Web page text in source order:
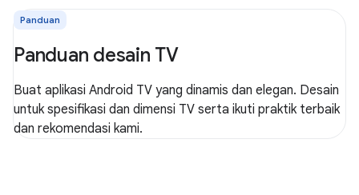
Panduan
Panduan desain TV
Buat aplikasi Android TV yang dinamis dan elegan. Desain
untuk spesifikasi dan dimensi TV serta ikuti praktik terbaik
dan rekomendasi kami.